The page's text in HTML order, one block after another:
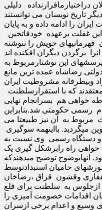
دراختیارماقرارنداده دلیلی
تاریخ نویسان می توانستند
را ادامه داده و به پایان
غفلت برعهده خودفاتحین
قهرمانیهای خویش را ننوشته
پرسشهای این نوشتارمربوط به
رضاشاه عمده ترین مانع
وبیطرفانه مشروطیت ایران
که با استقرارسلطنت
خواهی هم بسرانجام نهایی
رسمی حکومتی شد.بنابراین
مربوط به آن نیز طبیعتا می
میگردید‌. بااینهمه سوگیری
دستگاه رسمی وی نسبت به
راه رابرشکل گیری یک
انهابوضوح توضیح میدهندکه
حامیان استبدادتوسط
وقشون قزاق ،رضاخان
به سلطنت برای قلع
اقدامات خصومت آمیزی را
وسیع و اعدام برخی ازسران